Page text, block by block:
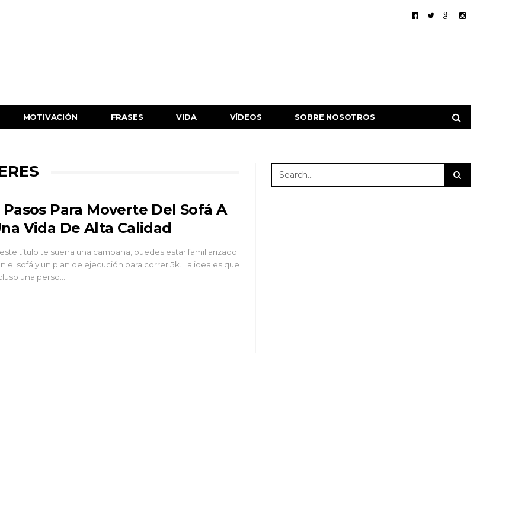
MOTIVACIÓN FRASES VIDA VÍDEOS SOBRE NOSOTROS
Pasos Para Moverte Del Sofá A
Vida De Alta Calidad
título te suena una campana, puedes estar familiarizado
el sofá y un plan de ejecución para correr 5k. La idea es que
una perso…